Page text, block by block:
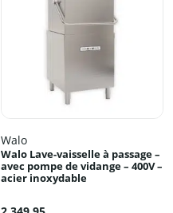
Walo
Walo Lave-vaisselle à passage –
avec pompe de vidange – 400V –
acier inoxydable